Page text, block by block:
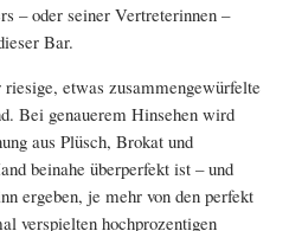
– oder seiner Vertreterinnen –
Bar.
etwas zusammengewürfelte
Bei genauerem Hinsehen wird
aus Plüsch, Brokat und
beinahe überperfekt ist – und
ergeben, je mehr von den perfekt
verspielten hochprozentigen